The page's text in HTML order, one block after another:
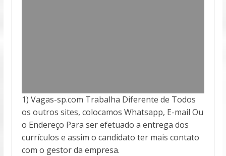
1) Vagas-sp.com Trabalha Diferente de Todos
os outros sites, colocamos Whatsapp, E-mail Ou
o Endereço Para ser efetuado a entrega dos
currículos e assim o candidato ter mais contato
com o gestor da empresa.